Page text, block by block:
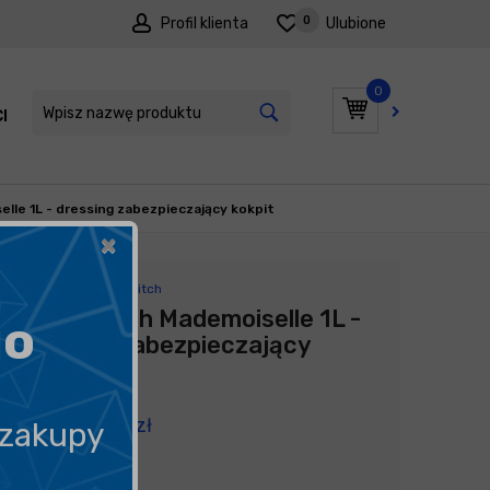
Profil klienta Ulubione
0
0
PROMOCJE
1L - dressing zabezpieczający kokpit
Producent: Funky Witch
Funky Witch Mademoiselle 1L -
dressing zabezpieczający
kokpit
105,00 zł
zł/ litr
×